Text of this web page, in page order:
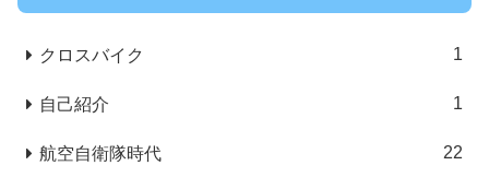
クロスバイク 1
自己紹介 1
航空自衛隊時代 22